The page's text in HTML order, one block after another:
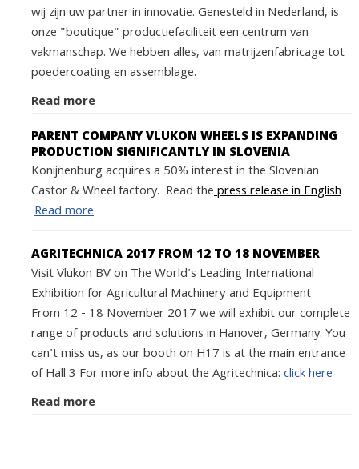
wij zijn uw partner in innovatie. Genesteld in Nederland, is
onze "boutique" productiefaciliteit een centrum van
vakmanschap. We hebben alles, van matrijzenfabricage tot
poedercoating en assemblage.
Read more
PARENT COMPANY VLUKON WHEELS IS EXPANDING
PRODUCTION SIGNIFICANTLY IN SLOVENIA
Konijnenburg acquires a 50% interest in the Slovenian
Castor & Wheel factory. Read thepress release in English
Read more
AGRITECHNICA 2017 FROM 12 TO 18 NOVEMBER
Visit Vlukon BV on The World's Leading International
Exhibition for Agricultural Machinery and Equipment
From 12 - 18 November 2017 we will exhibit our complete
range of products and solutions in Hanover, Germany. You
can't miss us, as our booth on H17 is at the main entrance
of Hall 3 For more info about the Agritechnica:click here
Read more